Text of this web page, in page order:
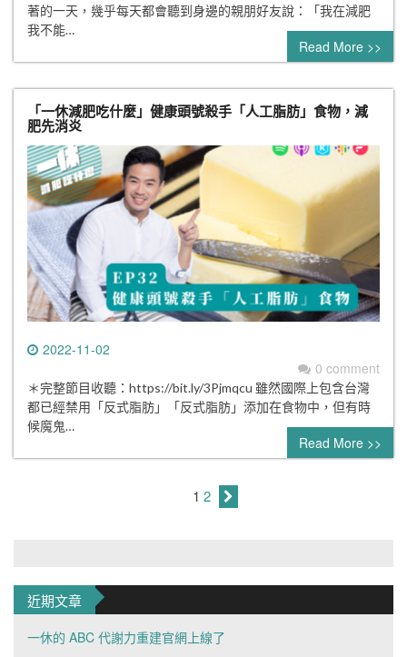
著的一天，幾乎每天都會聽到身邊的親朋好友說：「我在減肥
我不能…
Read More >>
「一休減肥吃什麼」健康頭號殺手「人工脂肪」食物，減
肥先消炎
2022-11-02
0 comment
＊完整節目收聽：https://bit.ly/3Pjmqcu 雖然國際上包含台灣
都已經禁用「反式脂肪」「反式脂肪」添加在食物中，但有時
候魔鬼…
Read More >>
1 2
近期文章
一休的 ABC 代謝力重建官網上線了